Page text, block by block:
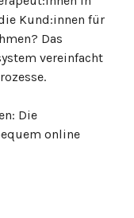
Kund:innen für
Das
vereinfacht
Die
online